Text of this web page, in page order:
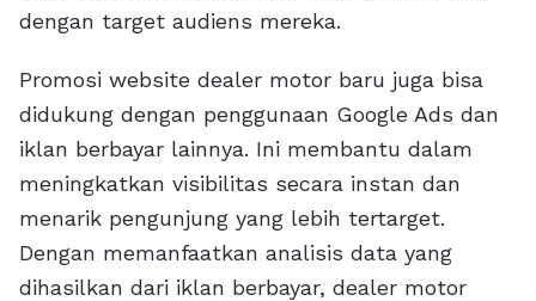
dengan target audiens mereka.
Promosi website dealer motor baru juga bisa
didukung dengan penggunaan Google Ads dan
iklan berbayar lainnya. Ini membantu dalam
meningkatkan visibilitas secara instan dan
menarik pengunjung yang lebih tertarget.
Dengan memanfaatkan analisis data yang
dihasilkan dari iklan berbayar, dealer motor